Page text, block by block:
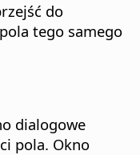
do
tego samego
dialogowe
pola. Okno